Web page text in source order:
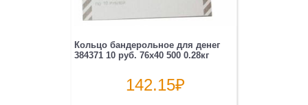
Кольцо бандерольное для денег
384371 10 руб. 76х40 500 0.28кг
142.15₽